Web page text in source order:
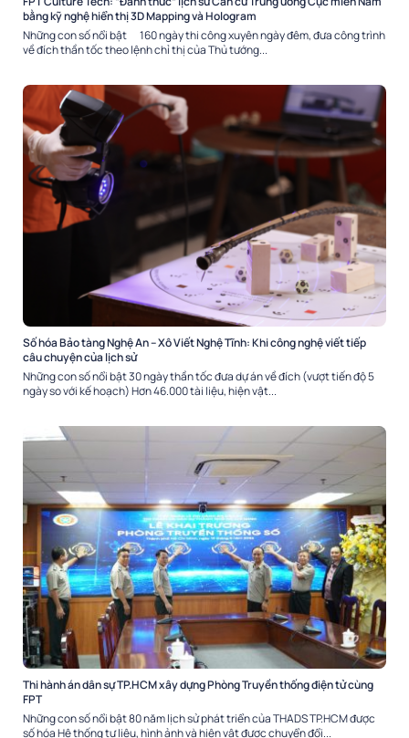
bằng kỹ nghệ hiển thị 3D Mapping và Hologram
Những con số nổi bật 160 ngày thi công xuyên ngày đêm, đưa công trình
về đích thần tốc theo lệnh chỉ thị của Thủ tướng...
Số hóa Bảo tàng Nghệ An – Xô Viết Nghệ Tĩnh: Khi công nghệ viết tiếp
câu chuyện của lịch sử
Những con số nổi bật 30 ngày thần tốc đưa dự án về đích (vượt tiến độ 5
ngày so với kế hoạch) Hơn 46.000 tài liệu, hiện vật...
Thi hành án dân sự TP.HCM xây dựng Phòng Truyền thống điện tử cùng
FPT
Những con số nổi bật 80 năm lịch sử phát triển của THADS TP.HCM được
số hóa Hệ thống tư liệu, hình ảnh và hiện vật được chuyển đổi...